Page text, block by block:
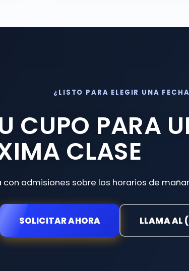
¿LISTO PARA ELEGIR UNA
CUPO PARA
CLASE
con admisiones sobre los horarios de
SOLICITAR AHORA LLAMA AL